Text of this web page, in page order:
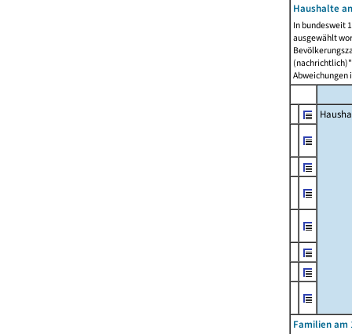
Haushalte
In bundesweit
ausgewählt
Abweichungen
Familien am